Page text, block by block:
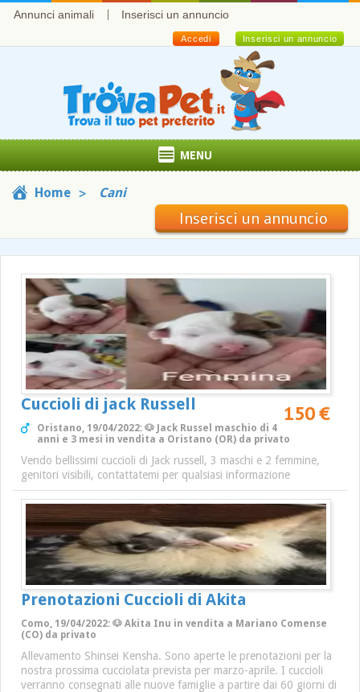
Annunci animali Inserisci un annuncio
Inserisci un annuncio
Accedi
MENU
Home Cani
Inserisci un annuncio
Cuccioli di jack Russell 150 €
Oristano, 19/04/2022: 🐶 Jack Russel maschio di 4
anni e 3 mesi in vendita a Oristano (OR) da privato
Vendo bellissimi cuccioli di Jack russell, 3 maschi e 2 femmine,
genitori visibili, contattatemi per qualsiasi informazione
Prenotazioni Cuccioli di Akita
Como, 19/04/2022: 🐶 Akita Inu in vendita a Mariano Comense
(CO) da privato
Allevamento Shinsei Kensha. Sono aperte le prenotazioni per la
nostra prossima cucciolata prevista per marzo-aprile. I cuccioli
verranno consegnati alle nuove famiglie a partire dai 60 giorni di